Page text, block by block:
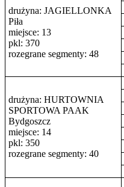
drużyna: JAGIELLONKA
Piła
miejsce: 13
pkl: 370
rozegrane segmenty: 48
drużyna: HURTOWNIA
SPORTOWA PAAK
Bydgoszcz
miejsce: 14
pkl: 350
rozegrane segmenty: 40